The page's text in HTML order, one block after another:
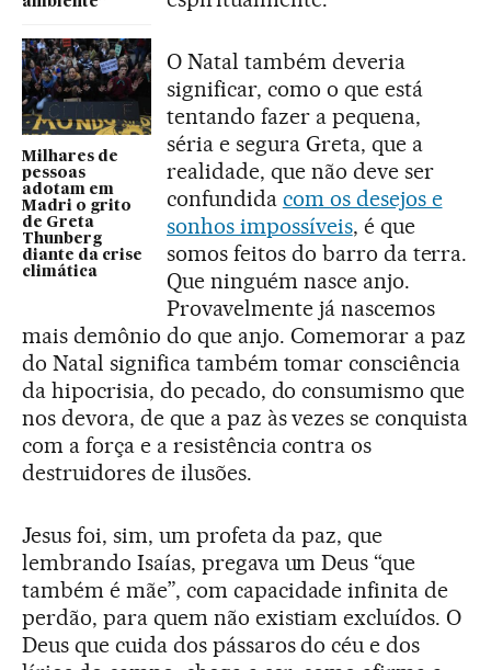
Milhares de
pessoas
adotam em
Madri o grito
de Greta
Thunberg
diante da crise
climática
O Natal também deveria
significar, como o que está
tentando fazer a pequena,
séria e segura Greta, que a
realidade, que não deve ser
confundida com os desejos e
sonhos impossíveis, é que
somos feitos do barro da terra.
Que ninguém nasce anjo.
Provavelmente já nascemos
mais demônio do que anjo. Comemorar a paz
do Natal significa também tomar consciência
da hipocrisia, do pecado, do consumismo que
nos devora, de que a paz às vezes se conquista
com a força e a resistência contra os
destruidores de ilusões.
Jesus foi, sim, um profeta da paz, que
lembrando Isaías, pregava um Deus “que
também é mãe”, com capacidade infinita de
perdão, para quem não existiam excluídos. O
Deus que cuida dos pássaros do céu e dos